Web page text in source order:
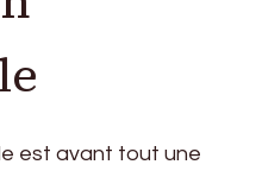
est avant tout une